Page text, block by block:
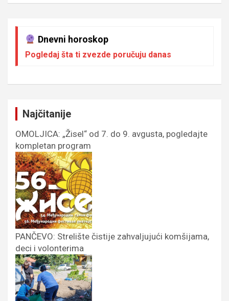
Dnevni horoskop
Pogledaj šta ti zvezde poručuju danas
Najčitanije
OMOLJICA: „Žisel“ od 7. do 9. avgusta, pogledajte
kompletan program
PANČEVO: Strelište čistije zahvaljujući komšijama,
deci i volonterima